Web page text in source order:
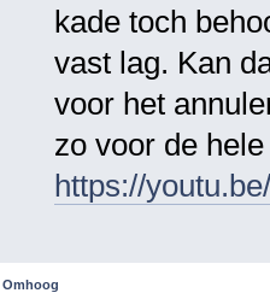
kade toch
vast lag. Kan
voor het
zo voor de
https://
Omhoog